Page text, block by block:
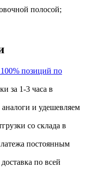
полосой;
позиций по
за 1-3 часа в
и удешевляем
со склада в
постоянным
по всей